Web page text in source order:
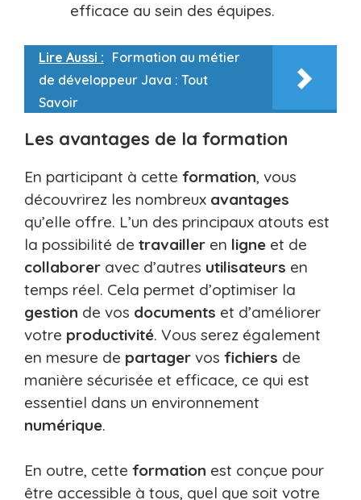
efficace au sein des équipes.
Lire Aussi : Formation au métier
de développeur Java : Tout
Savoir
Les avantages de la formation
En participant à cette formation, vous
découvrirez les nombreux avantages
qu’elle offre. L’un des principaux atouts est
la possibilité de travailler en ligne et de
collaborer avec d’autres utilisateurs en
temps réel. Cela permet d’optimiser la
gestion de vos documents et d’améliorer
votre productivité. Vous serez également
en mesure de partager vos fichiers de
manière sécurisée et efficace, ce qui est
essentiel dans un environnement
numérique.
En outre, cette formation est conçue pour
être accessible à tous, quel que soit votre